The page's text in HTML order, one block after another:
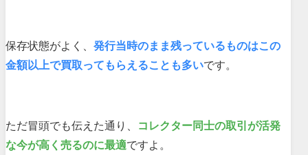
保存状態がよく、 発行当時のまま残っているものはこの
金額以上で買取ってもらえることも多いです。
ただ冒頭でも伝えた通り、
コレクター同士の取引が活発
な今が高く売るのに最適ですよ。